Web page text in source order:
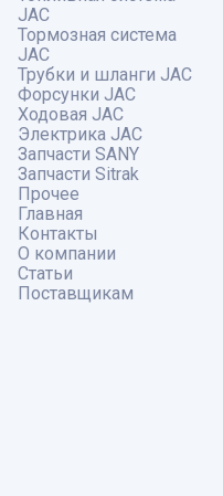
JAC
Тормозная система
JAC
Трубки и шланги JAC
Форсунки JAC
Ходовая JAC
Электрика JAC
Запчасти SANY
Запчасти Sitrak
Прочее
Главная
Контакты
О компании
Статьи
Поставщикам